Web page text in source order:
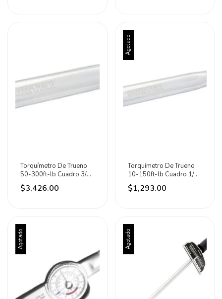
Torquímetro De Trueno
50-300ft-lb Cuadro 3/4
Pulgadas Surtek
$3,426.00
Agotado
Torquímetro De Trueno
10-150ft-lb Cuadro 1/2
Pulgadas Surtek
$1,293.00
Agotado Agotado